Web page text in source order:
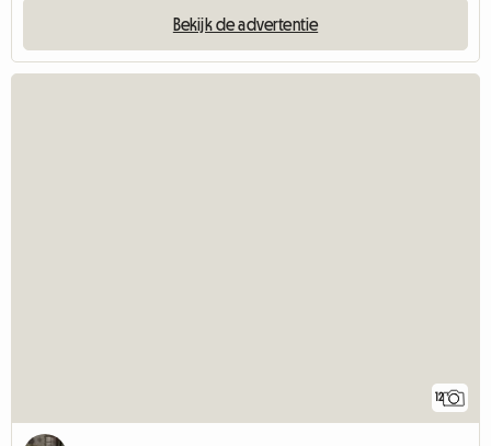
Bekijk de advertentie
12